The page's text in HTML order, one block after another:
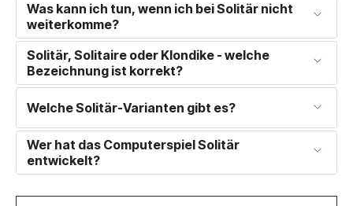
Was kann ich tun, wenn ich bei Solitär nicht
weiterkomme?
Solitär, Solitaire oder Klondike - welche
Bezeichnung ist korrekt?
Welche Solitär-Varianten gibt es?
Wer hat das Computerspiel Solitär
entwickelt?